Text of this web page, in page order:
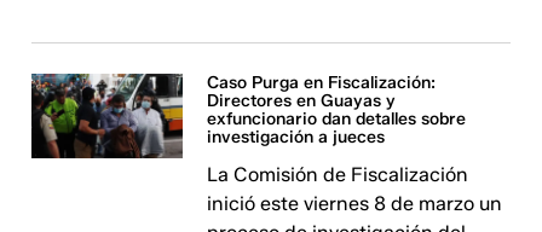
Caso Purga en Fiscalización:
Directores en Guayas y
exfuncionario dan detalles sobre
investigación a jueces
La Comisión de Fiscalización
inició este viernes 8 de marzo un